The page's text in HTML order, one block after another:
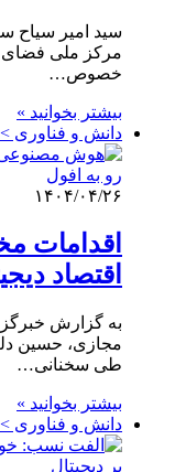
سید امیر سیاح
مرکز ملی فضای
خصوص…
بیشتر بخوانید »
دانش و فناوری
۱۴۰۴/۰۴/۲۶
اقدامات
اقتصاد
به گزارش
مجازی، حسین
طی سخنانی…
بیشتر بخوانید »
دانش و فناوری